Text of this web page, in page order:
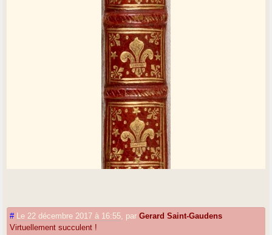
http://gallica.bnf.fr/ark :/12148/bpt6k1511832p?rk=21459 ;2
# Le 22 décembre 2017 à 16:55 parGerard Saint-Gaudens
Virtuellement succulent !